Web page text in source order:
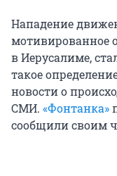
Нападение
мотивированное
в Иерусалиме,
такое
новости о
СМИ. «Фонтанка»
сообщили своим